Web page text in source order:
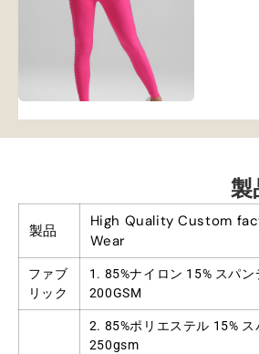
製
製品
High Quality Custom
Wear
ファブ
リック
1. 85%ナイロン 15% スパ
200GSM
2. 85%ポリエステル 15% ス
250gsm